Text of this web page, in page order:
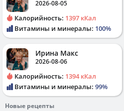
2026-08-05
Калорийность: 1397 кКал
Витамины и минералы: 100%
Ирина Макс
2026-08-06
Калорийность: 1394 кКал
Витамины и минералы: 99%
Новые рецепты